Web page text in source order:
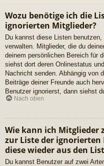
Wozu benötige ich die
ignorierten Mitglieder?
Du kannst diese Listen
verwalten. Mitglieder, die du
deinem persönlichen Bereich für
siehst dort deren Onlinestatus
Nachricht senden. Abhängig von
Beiträge deiner Freunde auch
Benutzer ignorierst, dann siehst
Nach oben
Wie kann ich Mitglieder
zur Liste der
diese wieder aus den
Du kannst Benutzer auf zwei